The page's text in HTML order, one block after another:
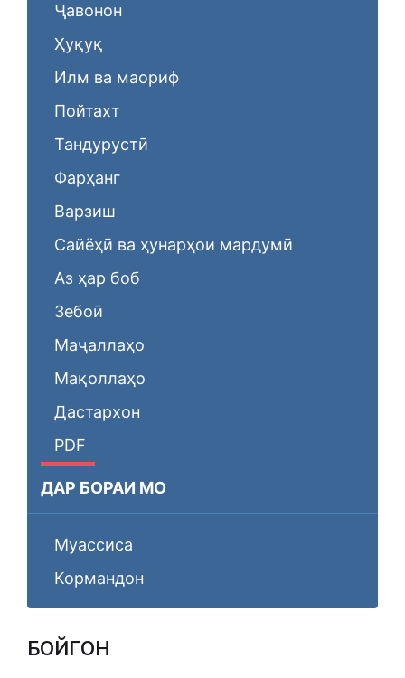
Ҷавонон
Ҳуқуқ
Илм ва маориф
Пойтахт
Тандурустӣ
Фарҳанг
Варзиш
Сайёҳӣ ва ҳунарҳои мардумӣ
Аз ҳар боб
Зебоӣ
Маҷаллаҳо
Мақоллаҳо
Дастархон
PDF
ДАР БОРАИ МО
Муассиса
Кормандон
БОЙГОНӢ